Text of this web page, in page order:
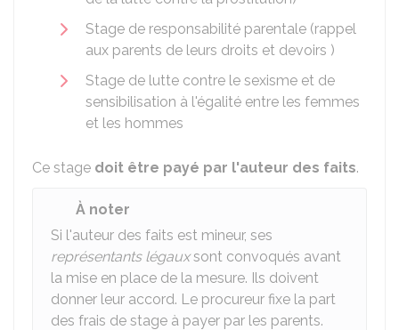
Stage de responsabilité parentale (rappel
aux parents de leurs droits et devoirs )
Stage de lutte contre le sexisme et de
sensibilisation à l'égalité entre les femmes
et les hommes
Ce stage doit être payé par l'auteur des faits.
À noter
Si l'auteur des faits est mineur, ses
représentants légauxsont convoqués avant
la mise en place de la mesure. Ils doivent
donner leur accord. Le procureur fixe la part
des frais de stage à payer par les parents.